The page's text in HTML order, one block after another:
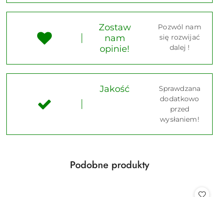
Zostaw
nam
opinie!
Pozwól nam
się rozwijać
dalej !
Jakość
Sprawdzana
dodatkowo
przed
wysłaniem!
Pomiń karuzelę produktów
Produkty
Podobne produkty